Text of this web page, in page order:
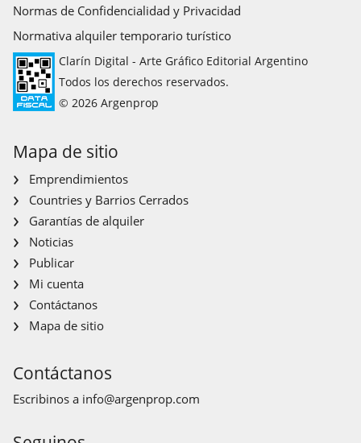
Normas de Confidencialidad y Privacidad
Normativa alquiler temporario turístico
Clarín Digital - Arte Gráfico Editorial Argentino
Todos los derechos reservados.
© 2026 Argenprop
Mapa de sitio
Emprendimientos
Countries y Barrios Cerrados
Garantías de alquiler
Noticias
Publicar
Mi cuenta
Contáctanos
Mapa de sitio
Contáctanos
Escribinos a info@argenprop.com